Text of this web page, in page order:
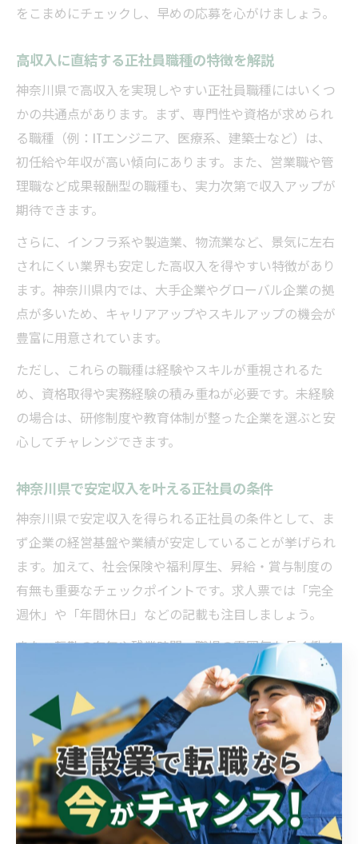
をこまめにチェックし、早めの応募を心がけましょう。
高収入に直結する正社員職種の特徴を解説
神奈川県で高収入を実現しやすい正社員職種にはいくつ
かの共通点があります。まず、専門性や資格が求められ
る職種（例：ITエンジニア、医療系、建築士など）は、
初任給や年収が高い傾向にあります。また、営業職や管
理職など成果報酬型の職種も、実力次第で収入アップが
期待できます。
さらに、インフラ系や製造業、物流業など、景気に左右
されにくい業界も安定した高収入を得やすい特徴があり
ます。神奈川県内では、大手企業やグローバル企業の拠
点が多いため、キャリアアップやスキルアップの機会が
豊富に用意されています。
ただし、これらの職種は経験やスキルが重視されるた
め、資格取得や実務経験の積み重ねが必要です。未経験
の場合は、研修制度や教育体制が整った企業を選ぶと安
心してチャレンジできます。
神奈川県で安定収入を叶える正社員の条件
神奈川県で安定収入を得られる正社員の条件として、ま
ず企業の経営基盤や業績が安定していることが挙げられ
ます。加えて、社会保険や福利厚生、昇給・賞与制度の
有無も重要なチェックポイントです。求人票では「完全
週休」や「年間休日」などの記載も注目しましょう。
また、転勤の有無や残業時間、職場の雰囲気も長く働く
うえで大切な要素です。実際に働いている方の口コミや
企業の評判も参考にしながら、自分に合った職場環境を
見極めることが安定収入への近道になります。特に子育
て世帯やライフイベントを控える方は、柔軟な勤務体系
やサポート体制の有無も確認しましょう。
最後に、安定した収入を得るためには、自分自身のスキ
ルや経験値を高める努力も欠かせません。業界の動向や